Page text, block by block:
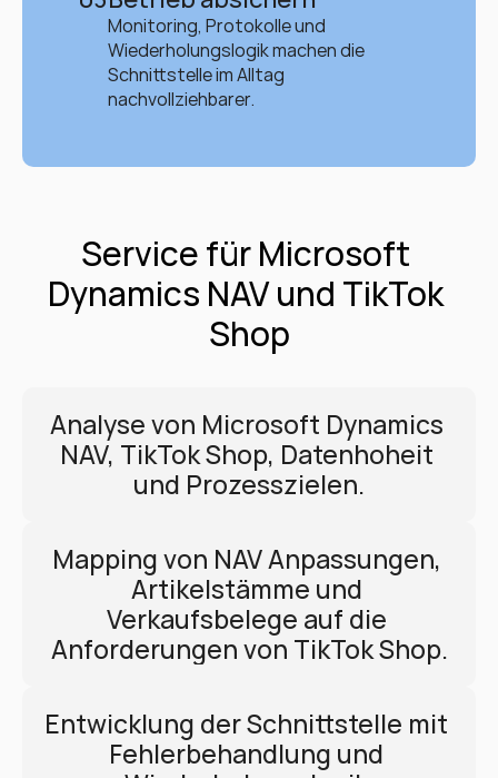
Monitoring, Protokolle und
Wiederholungslogik machen die
Schnittstelle im Alltag
nachvollziehbarer.
Service für Microsoft
Dynamics NAV und TikTok
Shop
Analyse von Microsoft Dynamics
NAV, TikTok Shop, Datenhoheit
und Prozesszielen.
Mapping von NAV Anpassungen,
Artikelstämme und
Verkaufsbelege auf die
Anforderungen von TikTok Shop.
Entwicklung der Schnittstelle mit
Fehlerbehandlung und